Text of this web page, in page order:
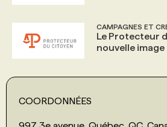
CAMPAGNES ET
Le Protecteur
nouvelle image
COORDONNÉES